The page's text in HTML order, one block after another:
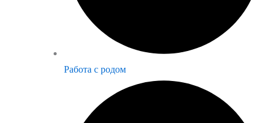
Работа с родом